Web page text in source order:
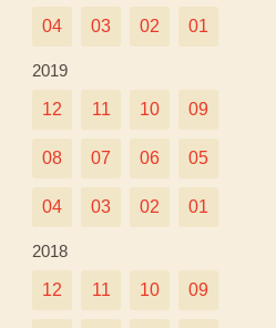
04 03 02 01
2019
12 11 10 09
08 07 06 05
04 03 02 01
2018
12 11 10 09